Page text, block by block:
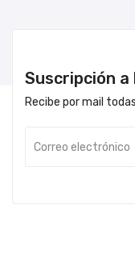
Suscripción
Recibe por mail